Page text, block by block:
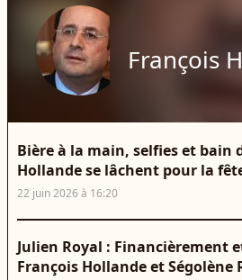
François
Bière à la main, selfies et bain
Hollande se lâchent pour la
22 juin 2026 à 16:20
Julien Royal : Financièrement
François Hollande et